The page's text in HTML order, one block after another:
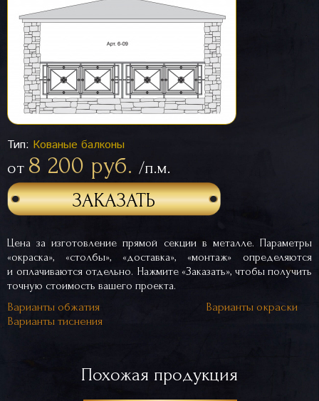
Тип: Кованые балконы
от 8 200 руб. /п.м.
ЗАКАЗАТЬ
Цена за изготовление прямой секции в металле. Параметры
«окраска», «столбы», «доставка», «монтаж» определяются
и оплачиваются отдельно. Нажмите «Заказать», чтобы получить
точную стоимость вашего проекта.
Варианты обжатия
Варианты окраски
Варианты тиснения
Похожая продукция